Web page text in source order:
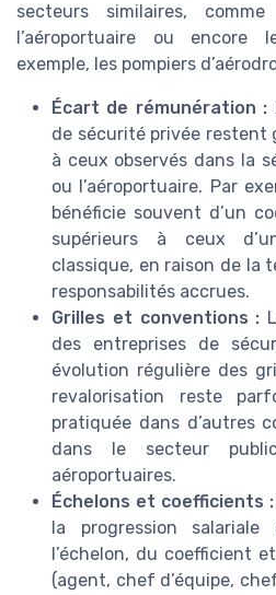
secteurs similaires,
l’aéroportuaire ou
exemple, les pompiers
Écart de rémunération :
de sécurité privée restent
à ceux observés dans la
ou l’aéroportuaire. Par
bénéficie souvent d’un
supérieurs à ceux
classique, en raison de la
responsabilités accrues.
Grilles et conventions :
des entreprises de
évolution régulière des
revalorisation reste
pratiquée dans d’autres
dans le secteur
aéroportuaires.
Échelons et coefficients :
la progression
l’échelon, du coefficient
(agent, chef d’équipe,